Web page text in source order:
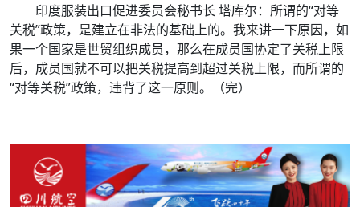
印度服装出口促进委员会秘书长 塔库尔：所谓的“对等
关税”政策，是建立在非法的基础上的。我来讲一下原因，如
果一个国家是世贸组织成员，那么在成员国协定了关税上限
后，成员国就不可以把关税提高到超过关税上限，而所谓的
“对等关税”政策，违背了这一原则。（完）